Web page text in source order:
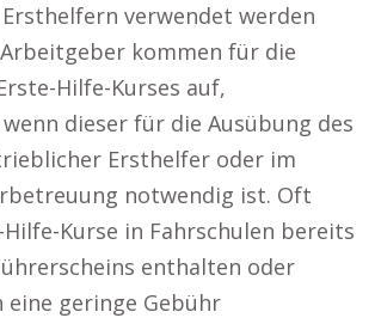
verwendet werden
kommen für die
Hilfe-Kurses auf,
dieser für die Ausübung des
Ersthelfer oder im
notwendig ist. Oft
Kurse in Fahrschulen bereits
enthalten oder
eine geringe Gebühr